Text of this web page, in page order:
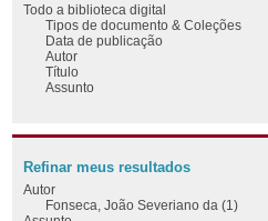
Todo a biblioteca digital
Tipos de documento & Coleções
Data de publicação
Autor
Título
Assunto
Refinar meus resultados
Autor
Fonseca, João Severiano da (1)